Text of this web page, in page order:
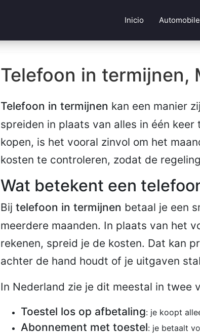
Inicio Automobile
Telefoon in termijnen,
Telefoon in termijnen kan een manier
spreiden in plaats van alles in één
kopen, is het vooral zinvol om het
kosten te controleren, zodat de
Wat betekent een
Bij telefoon in termijnen betaal je een
meerdere maanden. In plaats van het
rekenen, spreid je de kosten. Dat kan
achter de hand houdt of je uitgaven
In Nederland zie je dit meestal in twee
Toestel los op afbetaling: je koopt
Abonnement met toestel: je betaalt